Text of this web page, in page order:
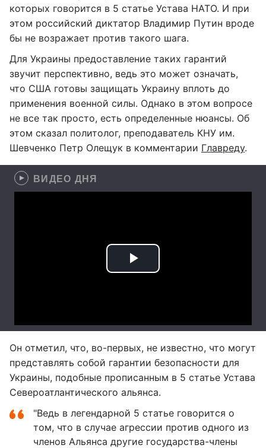
которых говорится в 5 статье Устава НАТО. И при
этом российский диктатор Владимир Путин вроде
бы не возражает против такого шага.
Для Украины предоставление таких гарантий
звучит перспективно, ведь это может означать,
что США готовы защищать Украину вплоть до
применения военной силы. Однако в этом вопросе
не все так просто, есть определенные нюансы. Об
этом сказал политолог, преподаватель КНУ им.
Шевченко Петр Олещук в комментарии Главреду.
ВИДЕО ДНЯ
Он отметил, что, во-первых, не известно, что могут
представлять собой гарантии безопасности для
Украины, подобные прописанным в 5 статье Устава
Североатлантического альянса.
"Ведь в легендарной 5 статье говорится о
том, что в случае агрессии против одного из
членов Альянса другие государства-члены